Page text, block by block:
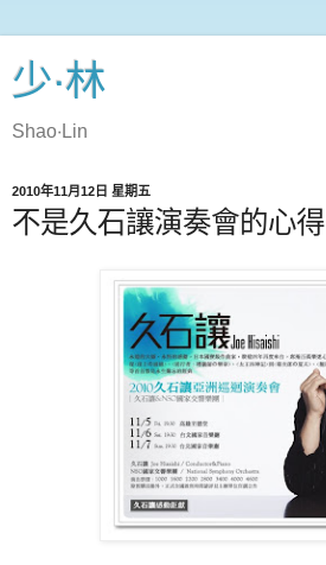
少‧林
Shao‧Lin
2010年11月12日 星期五
不是久石讓演奏會的心得